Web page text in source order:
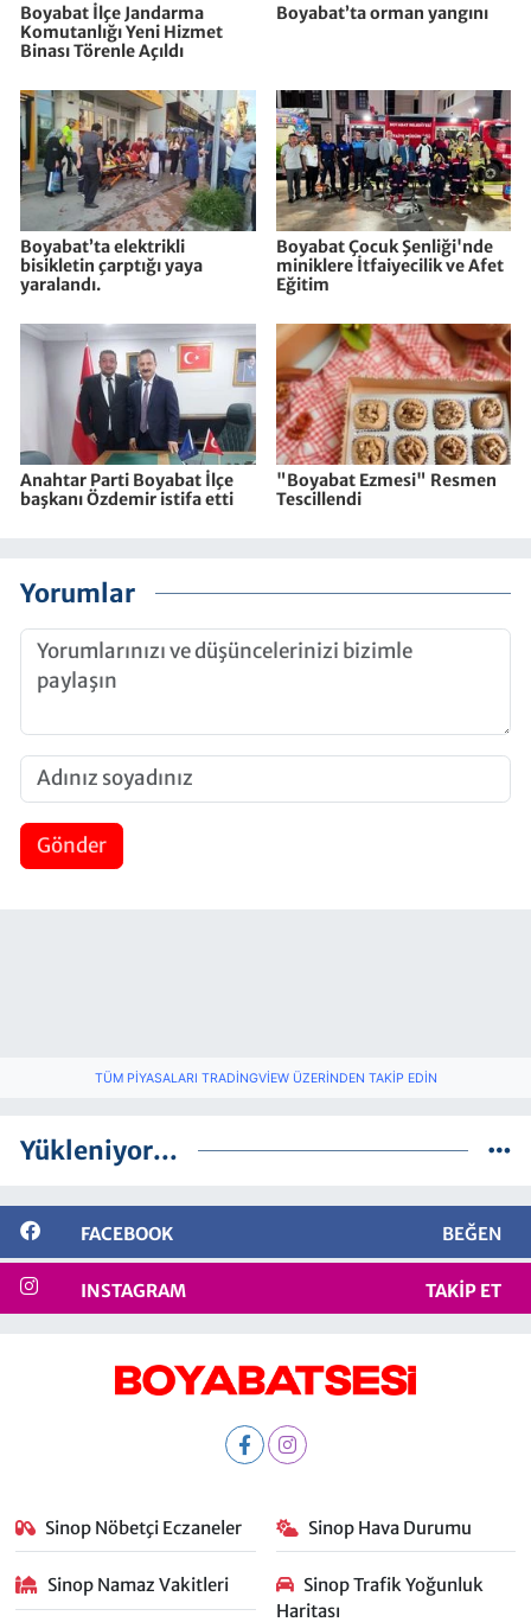
Boyabat İlçe Jandarma
Komutanlığı Yeni Hizmet
Binası Törenle Açıldı
Boyabat’ta orman yangını
Boyabat’ta elektrikli
bisikletin çarptığı yaya
yaralandı.
Boyabat Çocuk Şenliği'nde
miniklere İtfaiyecilik ve Afet
Eğitim
Anahtar Parti Boyabat İlçe
başkanı Özdemir istifa etti
"Boyabat Ezmesi" Resmen
Tescillendi
Yorumlar
Gönder
TÜM PIYASALARI TRADINGVIEW ÜZERINDEN TAKIP EDIN
Yükleniyor...
FACEBOOK BEĞEN
INSTAGRAM TAKIP ET
Sinop Nöbetçi Eczaneler Sinop Hava Durumu
Sinop Namaz Vakitleri
Sinop Trafik Yoğunluk
Haritası